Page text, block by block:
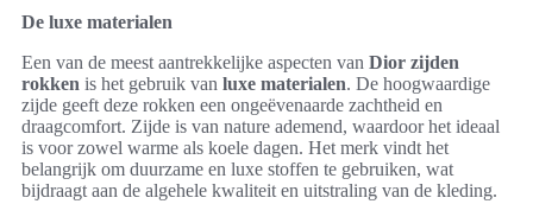
De luxe materialen
Een van de meest aantrekkelijke aspecten van Dior zijden
rokken is het gebruik van luxe materialen. De hoogwaardige
zijde geeft deze rokken een ongeëvenaarde zachtheid en
draagcomfort. Zijde is van nature ademend, waardoor het ideaal
is voor zowel warme als koele dagen. Het merk vindt het
belangrijk om duurzame en luxe stoffen te gebruiken, wat
bijdraagt aan de algehele kwaliteit en uitstraling van de kleding.